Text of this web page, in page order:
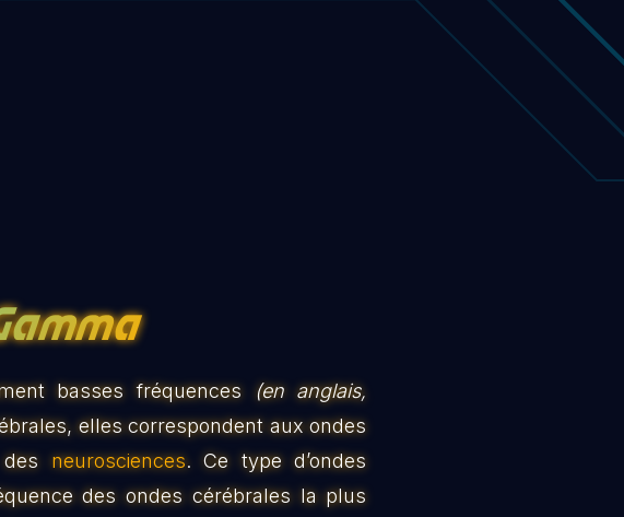
basses fréquences
(en anglais,
elles correspondent aux ondes
neurosciences. Ce type d’ondes
des ondes cérébrales la plus